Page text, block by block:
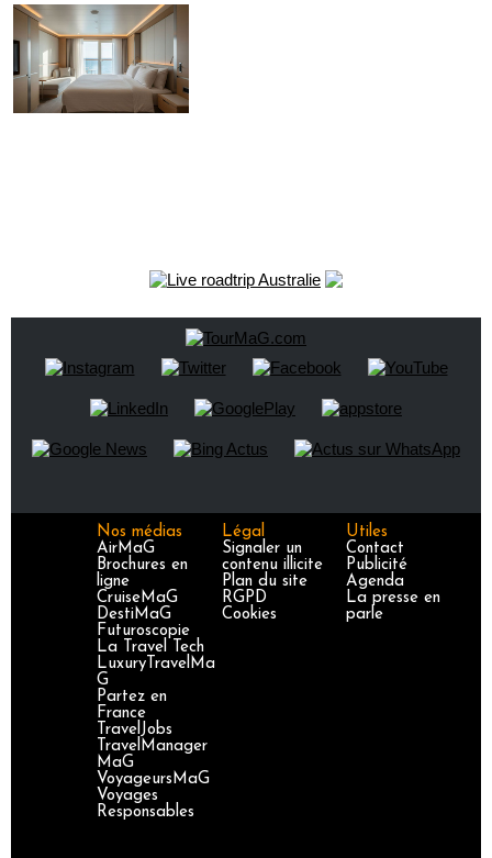
Nos médias
AirMaG
Brochures en
ligne
CruiseMaG
DestiMaG
Futuroscopie
La Travel Tech
LuxuryTravelMa
G
Partez en
France
TravelJobs
TravelManager
MaG
VoyageursMaG
Voyages
Responsables
Légal
Signaler un
contenu illicite
Plan du site
RGPD
Cookies
Utiles
Contact
Publicité
Agenda
La presse en
parle